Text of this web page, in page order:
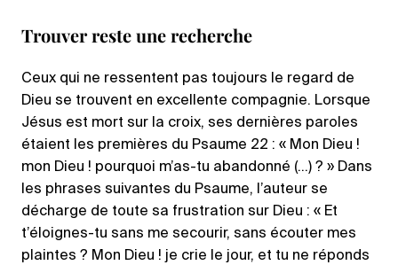
Trouver reste une recherche
Ceux qui ne ressentent pas toujours le regard de
Dieu se trouvent en excellente compagnie. Lorsque
Jésus est mort sur la croix, ses dernières paroles
étaient les premières du Psaume 22 : « Mon Dieu !
mon Dieu ! pourquoi m’as-tu abandonné (…) ? » Dans
les phrases suivantes du Psaume, l’auteur se
décharge de toute sa frustration sur Dieu : « Et
t’éloignes-tu sans me secourir, sans écouter mes
plaintes ? Mon Dieu ! je crie le jour, et tu ne réponds